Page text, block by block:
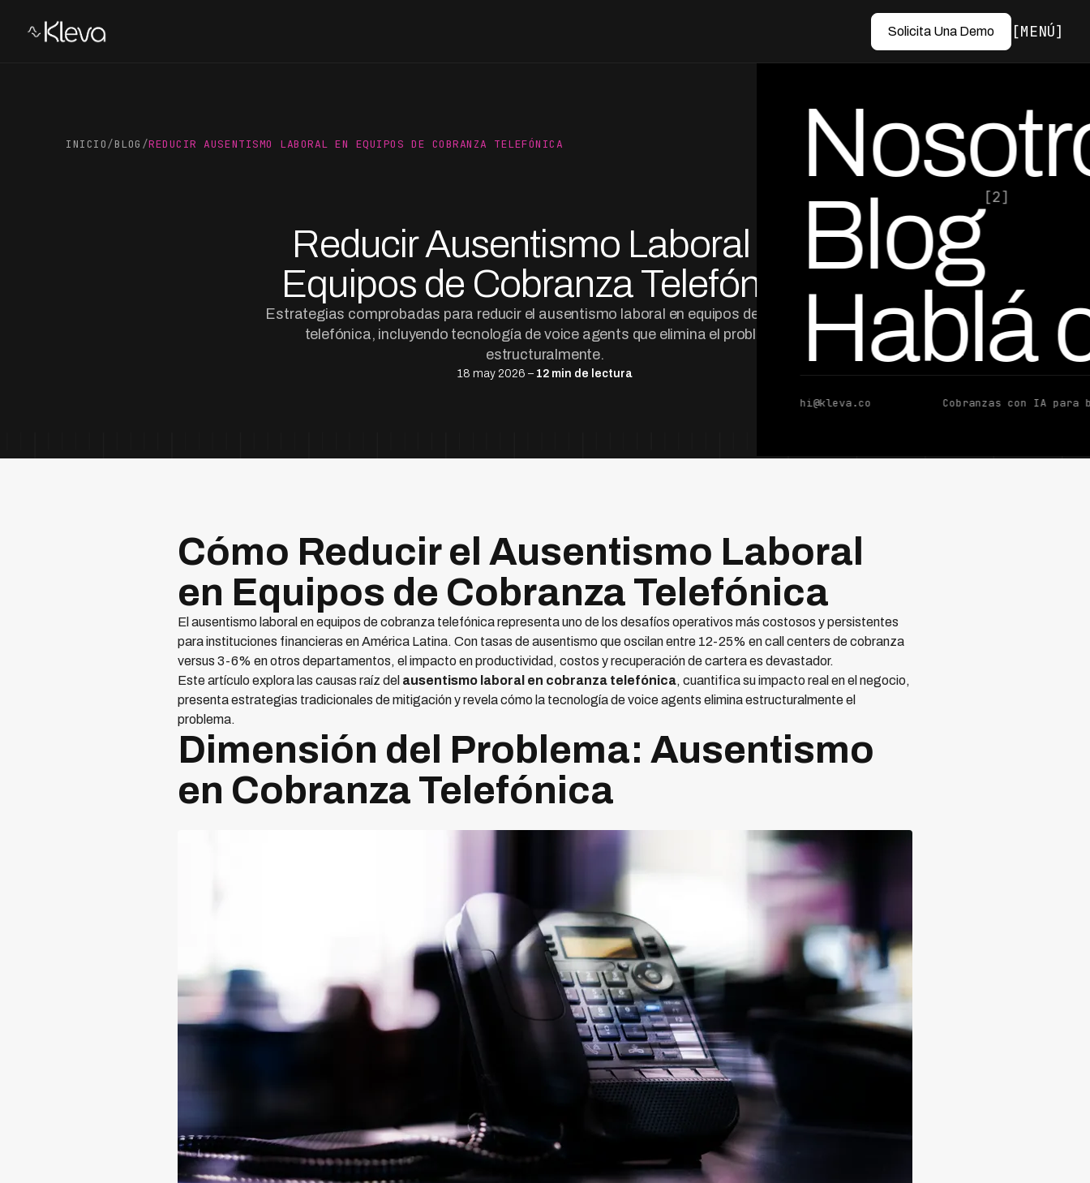
Solicita Una Demo MENÚ
Blog[2]
Hablá
hi@kleva.co Cobranzas con IA para
INICIO/BLOG /REDUCIR AUSENTISMO LABORAL EN EQUIPOS DE COBRANZA TELEFÓNICA
Reducir Ausentismo Laboral en
Equipos de Cobranza Telefónica
Estrategias comprobadas para reducir el ausentismo laboral en equipos de cobranza
telefónica, incluyendo tecnología de voice agents que elimina el problema
estructuralmente.
18 may 2026 – 12 min de lectura
por Ed Escobar
Co-Founder & CEO
Cómo Reducir el Ausentismo Laboral
en Equipos de Cobranza Telefónica
El ausentismo laboral en equipos de cobranza telefónica representa uno de los desafíos operativos más costosos y persistentes
para instituciones financieras en América Latina. Con tasas de ausentismo que oscilan entre 12-25% en call centers de cobranza
versus 3-6% en otros departamentos, el impacto en productividad, costos y recuperación de cartera es devastador.
Este artículo explora las causas raíz del ausentismo laboral en cobranza telefónica, cuantifica su impacto real en el negocio,
presenta estrategias tradicionales de mitigación y revela cómo la tecnología de voice agents elimina estructuralmente el
problema.
Dimensión del Problema: Ausentismo
en Cobranza Telefónica